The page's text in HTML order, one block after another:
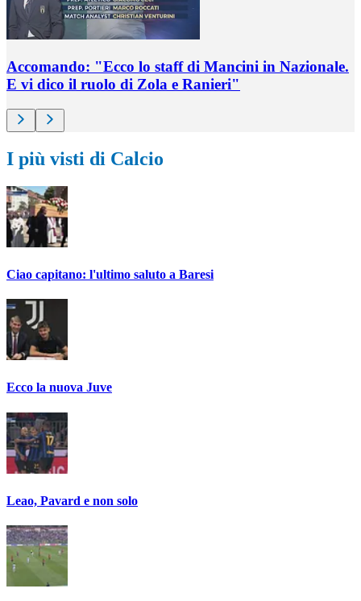
Accomando: "Ecco lo staff di Mancini in Nazionale.
E vi dico il ruolo di Zola e Ranieri"
I più visti di Calcio
Ciao capitano: l'ultimo saluto a Baresi
Ecco la nuova Juve
Leao, Pavard e non solo